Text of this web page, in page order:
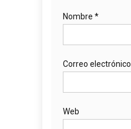
Nombre *
Correo electrónico
Web